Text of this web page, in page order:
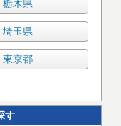
栃木県
埼玉県
東京都
す